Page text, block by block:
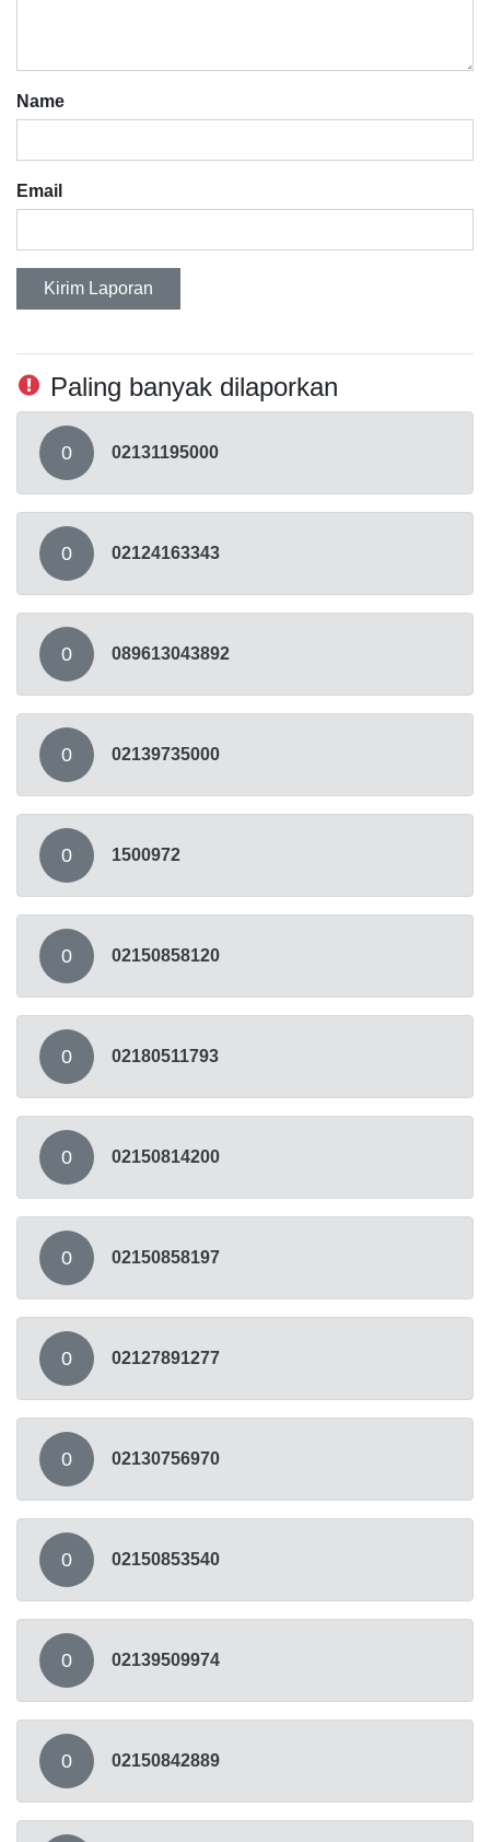
Name
Email
Kirim Laporan
Paling banyak dilaporkan
0 02131195000
0 02124163343
0 089613043892
0 02139735000
0 1500972
0 02150858120
0 02180511793
0 02150814200
0 02150858197
0 02127891277
0 02130756970
0 02150853540
0 02139509974
0 02150842889